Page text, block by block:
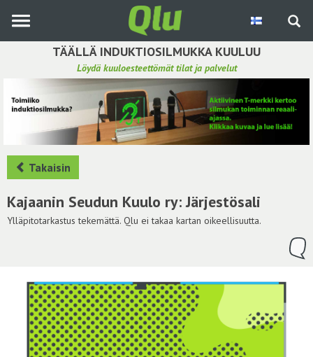
pääsisältöön
TÄÄLLÄ INDUKTIOSILMUKKA KUULUU
Löydä kuuloesteettömät tilat ja palvelut
Etsi induktiosilmukka
Tee ehdotus ja vaikuta kuulemiskokemukseen
Hae ehdotuksia
Käyttöohje
Yhteydenottopyyntö
Takaisin
Kajaanin Seudun Kuulo ry: Järjestösali
Ylläpitotarkastus tekemättä. Qlu ei takaa kartan oikeellisuutta.